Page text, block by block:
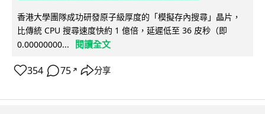
香港大學團隊成功研發原子級厚度的「模擬存內搜尋」晶片，
比傳統 CPU 搜尋速度快約 1 億倍，延遲低至 36 皮秒（即
0.00000000...
閱讀全文
354 75 ↗ 分享